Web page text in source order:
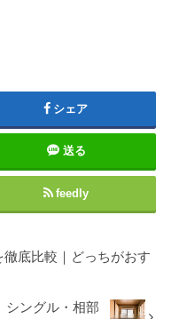
シェア
送る
feedly
底比較｜どっちがおす
シングル・相部